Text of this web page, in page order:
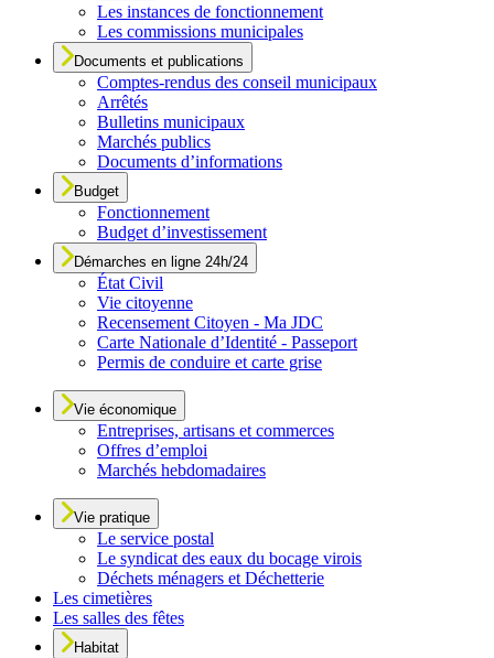
Les instances de fonctionnement
Les commissions municipales
Documents et publications
Comptes-rendus des conseil municipaux
Arrêtés
Bulletins municipaux
Marchés publics
Documents d’informations
Budget
Fonctionnement
Budget d’investissement
Démarches en ligne 24h/24
État Civil
Vie citoyenne
Recensement Citoyen - Ma JDC
Carte Nationale d’Identité - Passeport
Permis de conduire et carte grise
Vie économique
Entreprises, artisans et commerces
Offres d’emploi
Marchés hebdomadaires
Vie pratique
Le service postal
Le syndicat des eaux du bocage virois
Déchets ménagers et Déchetterie
Les cimetières
Les salles des fêtes
Habitat